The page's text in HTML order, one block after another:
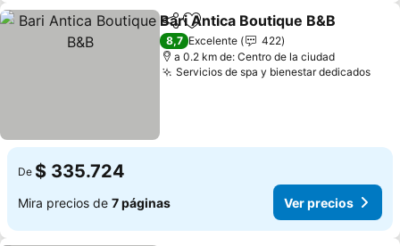
CompartirAgregar a favoritos
Bari Antica Boutique B&B
8,7 Excelente
422
a 0.2 km de: Centro de la ciudad
Servicios de spa y bienestar dedicadosVer
De $ 335.724
Mira precios de 7 páginas Ver precios